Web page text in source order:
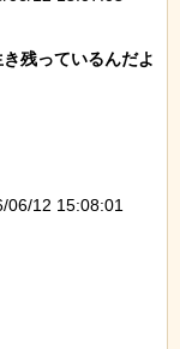
残っているんだよ
06/12 15:08:01